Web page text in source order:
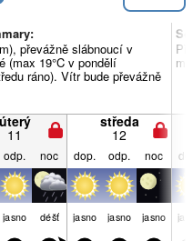
převážně slábnoucí v
(max 19°C v pondělí
ráno). Vítr bude převážně
úterý
11
středa
12
odp. noc dop. odp. noc
jasno déšť jasno jasno jasno